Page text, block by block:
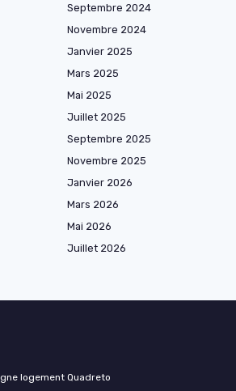
Septembre 2024
Novembre 2024
Janvier 2025
Mars 2025
Mai 2025
Juillet 2025
Septembre 2025
Novembre 2025
Janvier 2026
Mars 2026
Mai 2026
Juillet 2026
logement Quadreto